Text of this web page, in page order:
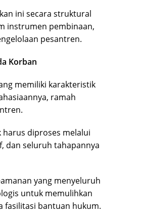
ini secara struktural
instrumen pembinaan,
pesantren.
Korban
memiliki karakteristik
ramah
harus diproses melalui
dan seluruh tahapannya
yang menyeluruh
untuk memulihkan
fasilitasi bantuan hukum.